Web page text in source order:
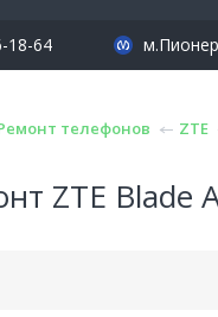
18-64
телефонов ZTE
ZTE Blade